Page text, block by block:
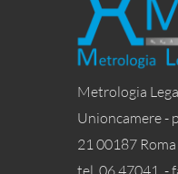
Metrologia
Unioncamere -
21 00187 Roma
tel. 06 47041 -